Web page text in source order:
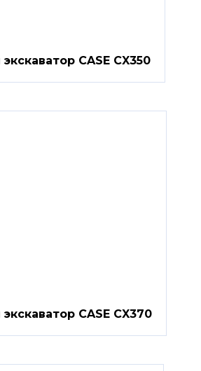
CASE CX350
CASE CX370